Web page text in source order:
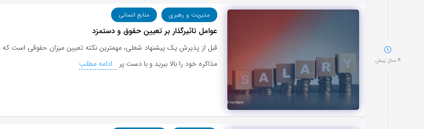
4 سال پیش
مدیریت و رهبری منابع انسانی
عوامل تاثیرگذار بر تعیین حقوق و دستمزد
قبل از پذیرش یک پیشنهاد شغلی، مهمترین نکته تعیین میزان حقوقی است که
مذاکره خود را بالا ببرید و با دست پر
ادامه مطلب